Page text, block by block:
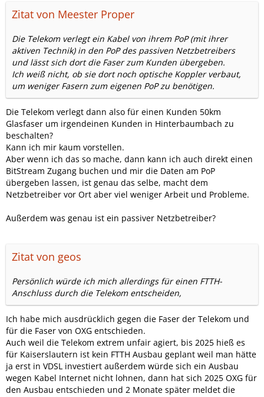
Zitat von Meester Proper
Die Telekom verlegt ein Kabel von ihrem PoP (mit ihrer
aktiven Technik) in den PoP des passiven Netzbetreibers
und lässt sich dort die Faser zum Kunden übergeben.
Ich weiß nicht, ob sie dort noch optische Koppler verbaut,
um weniger Fasern zum eigenen PoP zu benötigen.
Die Telekom verlegt dann also für einen Kunden 50km
Glasfaser um irgendeinen Kunden in Hinterbaumbach zu
beschalten?
Kann ich mir kaum vorstellen.
Aber wenn ich das so mache, dann kann ich auch direkt einen
BitStream Zugang buchen und mir die Daten am PoP
übergeben lassen, ist genau das selbe, macht dem
Netzbetreiber vor Ort aber viel weniger Arbeit und Probleme.
Außerdem was genau ist ein passiver Netzbetreiber?
Zitat von geos
Persönlich würde ich mich allerdings für einen FTTH-
Anschluss durch die Telekom entscheiden,
Ich habe mich ausdrücklich gegen die Faser der Telekom und
für die Faser von OXG entschieden.
Auch weil die Telekom extrem unfair agiert, bis 2025 hieß es
für Kaiserslautern ist kein FTTH Ausbau geplant weil man hätte
ja erst in VDSL investiert außerdem würde sich ein Ausbau
wegen Kabel Internet nicht lohnen, dann hat sich 2025 OXG für
den Ausbau entschieden und 2 Monate später meldet die